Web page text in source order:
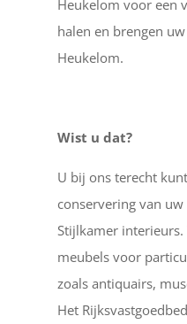
Heukelom voor een
halen en brengen
Heukelom.
Wist u dat?
U bij ons terecht
conservering van
Stijlkamer
meubels voor
zoals antiquairs,
Het